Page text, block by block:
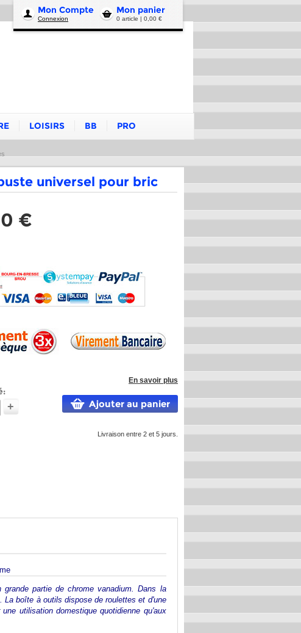
Mon panier
0 article | 0,00 €
Mon Compte
Connexion
LOISIRS BB PRO
universel pour bric
€
En savoir plus
+ Ajouter au panier
Livraison entre 2 et 5 jours.
partie de chrome vanadium. Dans la
boîte à outils dispose de roulettes et d'une
utilisation domestique quotidienne qu'aux